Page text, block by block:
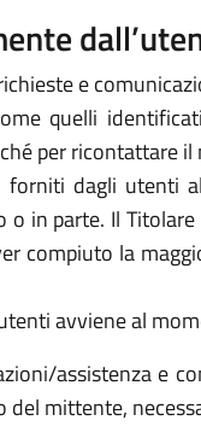
e
quelli
per ricontattare
dagli utenti
in parte. Il
compiuto la
avviene al
assistenza e
mittente,